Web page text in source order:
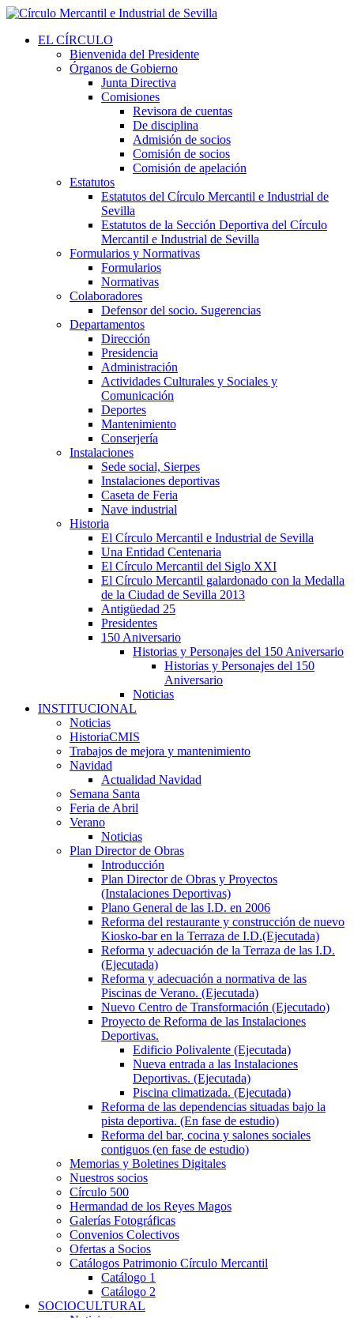
EL CÍRCULO
Bienvenida del Presidente
Órganos de Gobierno
Junta Directiva
Comisiones
Revisora de cuentas
De disciplina
Admisión de socios
Comisión de socios
Comisión de apelación
Estatutos
Estatutos del Círculo Mercantil e Industrial de
Sevilla
Estatutos de la Sección Deportiva del Círculo
Mercantil e Industrial de Sevilla
Formularios y Normativas
Formularios
Normativas
Colaboradores
Defensor del socio. Sugerencias
Departamentos
Dirección
Presidencia
Administración
Actividades Culturales y Sociales y
Comunicación
Deportes
Mantenimiento
Conserjería
Instalaciones
Sede social, Sierpes
Instalaciones deportivas
Caseta de Feria
Nave industrial
Historia
El Círculo Mercantil e Industrial de Sevilla
Una Entidad Centenaria
El Círculo Mercantil del Siglo XXI
El Círculo Mercantil galardonado con la Medalla
de la Ciudad de Sevilla 2013
Antigüedad 25
Presidentes
150 Aniversario
Historias y Personajes del 150 Aniversario
Historias y Personajes del 150
Aniversario
Noticias
INSTITUCIONAL
Noticias
HistoriaCMIS
Trabajos de mejora y mantenimiento
Navidad
Actualidad Navidad
Semana Santa
Feria de Abril
Verano
Noticias
Plan Director de Obras
Introducción
Plan Director de Obras y Proyectos
(Instalaciones Deportivas)
Plano General de las I.D. en 2006
Reforma del restaurante y construcción de nuevo
Kiosko-bar en la Terraza de I.D.(Ejecutada)
Reforma y adecuación de la Terraza de las I.D.
(Ejecutada)
Reforma y adecuación a normativa de las
Piscinas de Verano. (Ejecutada)
Nuevo Centro de Transformación (Ejecutado)
Proyecto de Reforma de las Instalaciones
Deportivas.
Edificio Polivalente (Ejecutada)
Nueva entrada a las Instalaciones
Deportivas. (Ejecutada)
Piscina climatizada. (Ejecutada)
Reforma de las dependencias situadas bajo la
pista deportiva. (En fase de estudio)
Reforma del bar, cocina y salones sociales
contiguos (en fase de estudio)
Memorias y Boletines Digitales
Nuestros socios
Círculo 500
Hermandad de los Reyes Magos
Galerías Fotográficas
Convenios Colectivos
Ofertas a Socios
Catálogos Patrimonio Círculo Mercantil
Catálogo 1
Catálogo 2
SOCIOCULTURAL